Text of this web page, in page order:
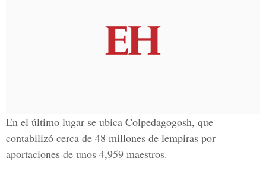
En el último lugar se ubica Colpedagogosh, que
contabilizó cerca de 48 millones de lempiras por
aportaciones de unos 4,959 maestros.